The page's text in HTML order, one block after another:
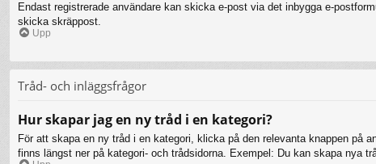
Endast registrerade användare kan skicka e-post via det inbygga e-
skicka skräppost.
Upp
Tråd- och inläggsfrågor
Hur skapar jag en ny tråd i en kategori?
För att skapa en ny tråd i en kategori, klicka på den relevanta knappen på
finns längst ner på kategori- och trådsidorna. Exempel: Du kan skapa nya